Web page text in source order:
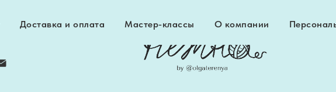
Доставка и оплата Мастер-классы О компании